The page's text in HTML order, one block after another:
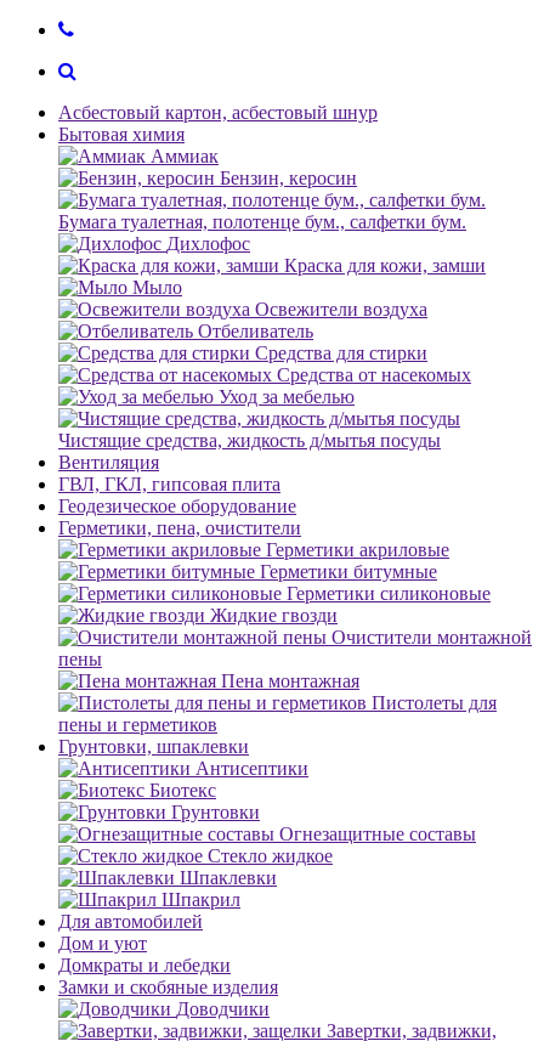
Асбестовый картон, асбестовый шнур
Бытовая химия
Аммиак
Бензин, керосин
Бумага туалетная, полотенце бум., салфетки бум.
Дихлофос
Краска для кожи, замши
Мыло
Освежители воздуха
Отбеливатель
Средства для стирки
Средства от насекомых
Уход за мебелью
Чистящие средства, жидкость д/мытья посуды
Вентиляция
ГВЛ, ГКЛ, гипсовая плита
Геодезическое оборудование
Герметики, пена, очистители
Герметики акриловые
Герметики битумные
Герметики силиконовые
Жидкие гвозди
Очистители монтажной
пены
Пена монтажная
Пистолеты для
пены и герметиков
Грунтовки, шпаклевки
Антисептики
Биотекс
Грунтовки
Огнезащитные составы
Стекло жидкое
Шпаклевки
Шпакрил
Для автомобилей
Дом и уют
Домкраты и лебедки
Замки и скобяные изделия
Доводчики
Завертки, задвижки,